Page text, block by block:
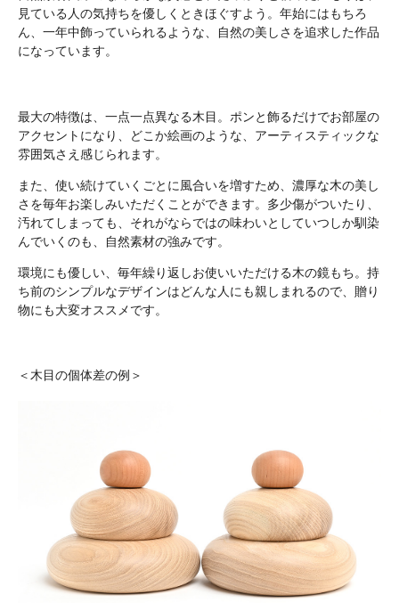
見ている人の気持ちを優しくときほぐすよう。年始にはもちろ
ん、一年中飾っていられるような、自然の美しさを追求した作品
になっています。
最大の特徴は、一点一点異なる木目。ポンと飾るだけでお部屋の
アクセントになり、どこか絵画のような、アーティスティックな
雰囲気さえ感じられます。
また、使い続けていくごとに風合いを増すため、濃厚な木の美し
さを毎年お楽しみいただくことができます。多少傷がついたり、
汚れてしまっても、それがならではの味わいとしていつしか馴染
んでいくのも、自然素材の強みです。
環境にも優しい、毎年繰り返しお使いいただける木の鏡もち。持
ち前のシンプルなデザインはどんな人にも親しまれるので、贈り
物にも大変オススメです。
＜木目の個体差の例＞